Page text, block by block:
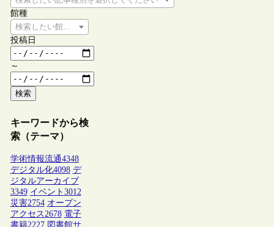
館種
検索したい館種を選択してください
投稿日
～
検索
キーワードから検
索（テーマ）
学術情報流通4348
デジタル化4098 デ
ジタルアーカイブ
3349 イベント 3012
災害2754 オープン
アクセス 2678 電子
書籍2227 図書館サ